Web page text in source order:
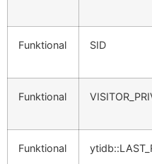
Funktional SID
Funktional
Funktional